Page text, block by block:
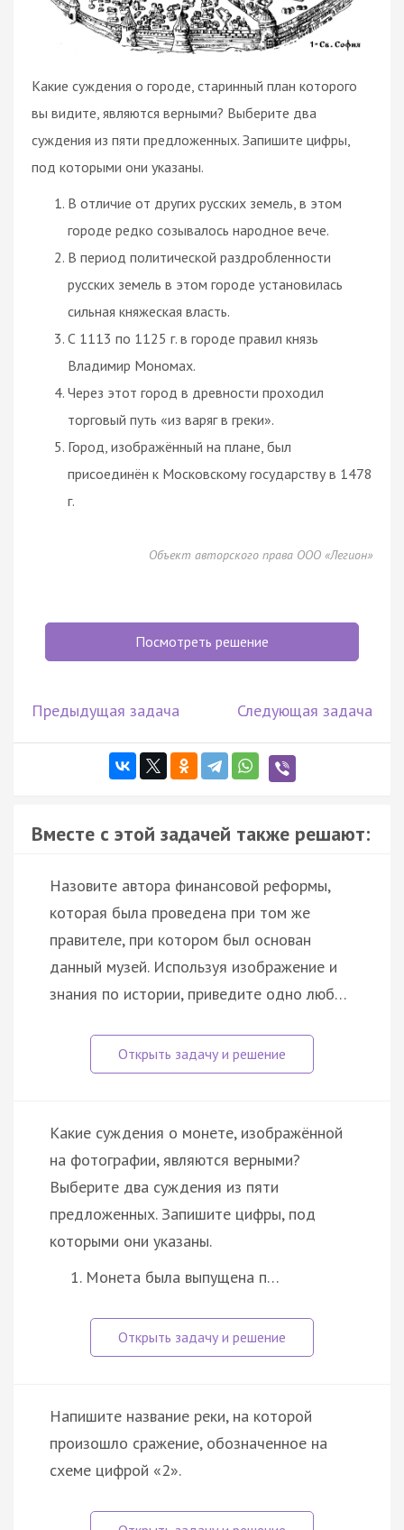
Какие суждения о городе, старинный план которого
вы видите, являются верными? Выберите два
суждения из пяти предложенных. Запишите цифры,
под которыми они указаны.
В отличие от других русских земель, в этом
городе редко созывалось народное вече.
В период политической раздробленности
русских земель в этом городе установилась
сильная княжеская власть.
С 1113 по 1125 г. в городе правил князь
Владимир Мономах.
Через этот город в древности проходил
торговый путь «из варяг в греки».
Город, изображённый на плане, был
присоединён к Московскому государству в 1478
г.
Объект авторского права ООО «Легион»
Посмотреть решение
Предыдущая задача Следующая задача
Вместе с этой задачей также решают:
Назовите автора финансовой реформы,
которая была проведена при том же
правителе, при котором был основан
данный музей. Используя изображение и
знания по истории, приведите одно люб…
Какие суждения о монете, изображённой
на фотографии, являются верными?
Выберите два суждения из пяти
предложенных. Запишите цифры, под
которыми они указаны.
Монета была выпущена п…
Напишите название реки, на которой
произошло сражение, обозначенное на
схеме цифрой «2».